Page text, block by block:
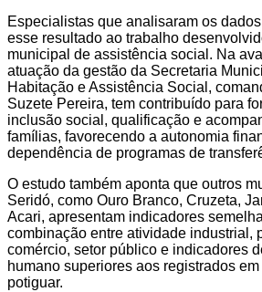
Especialistas que analisaram os
esse resultado ao trabalho
municipal de assistência social. Na
atuação da gestão da Secretaria
Habitação e Assistência Social,
Suzete Pereira, tem contribuído para
inclusão social, qualificação e
famílias, favorecendo a autonomia
dependência de programas de
O estudo também aponta que outros
Seridó, como Ouro Branco, Cruzeta,
Acari, apresentam indicadores
combinação entre atividade industrial,
comércio, setor público e indicadores
humano superiores aos registrados
potiguar.